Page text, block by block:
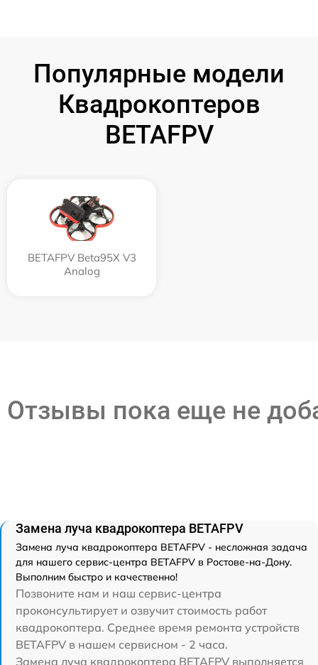
Популярные модели
Квадрокоптеров
BETAFPV
BETAFPV Beta95X V3
Analog
Отзывы пока еще не
Замена луча квадрокоптера BETAFPV
Замена луча квадрокоптера BETAFPV - несложная задача
для нашего сервис-центра BETAFPV в Ростове-на-Дону.
Выполним быстро и качественно!
Позвоните нам и наш сервис-центра
проконсультирует и озвучит стоимость работ
квадрокоптера. Среднее время ремонта устройств
BETAFPV в нашем сервисном - 2 часа.
Замена луча квадрокоптера BETAFPV выполняется